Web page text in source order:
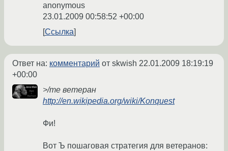
anonymous
23.01.2009 00:58:52 +00:00
Ссылка
Ответ на: комментарий от skwish 22.01.2009 18:19:19
+00:00
>/me ветеран
http://en.wikipedia.org/wiki/Konquest
Фи!
Вот Ъ пошаговая стратегия для ветеранов: